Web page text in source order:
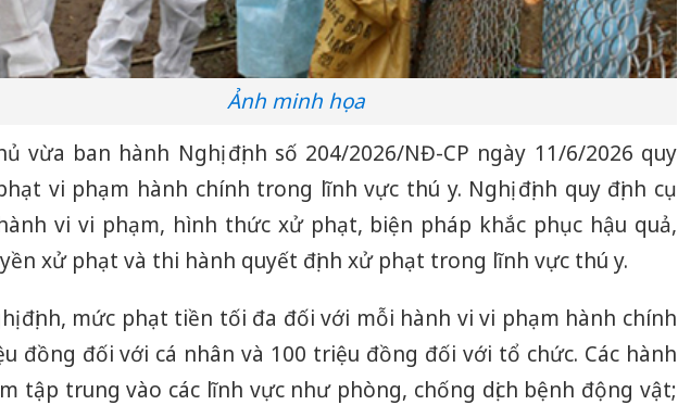
Ảnh minh họa
vừa ban hành Nghị định số 204/2026/NĐ-CP ngày 11/6/2026 quy
vi phạm hành chính trong lĩnh vực thú y. Nghị định quy định cụ
vi vi phạm, hình thức xử phạt, biện pháp khắc phục hậu quả,
xử phạt và thi hành quyết định xử phạt trong lĩnh vực thú y.
định, mức phạt tiền tối đa đối với mỗi hành vi vi phạm hành chính
đồng đối với cá nhân và 100 triệu đồng đối với tổ chức. Các hành
tập trung vào các lĩnh vực như phòng, chống dịch bệnh động vật;